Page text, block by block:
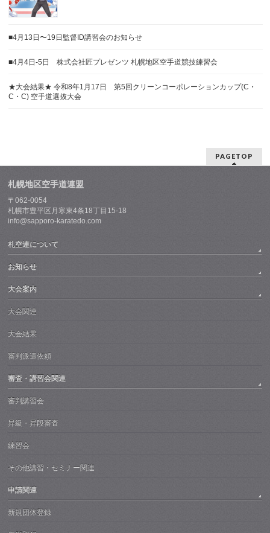
■4月13日〜19日監督ID講習会のお知らせ
■4月4日-5日 株式会社匠プレゼンツ 札幌地区空手道競技練習会
★大会結果★ 令和8年1月17日 第5回クリーンコーポレーションカップ(C・
C・C) 空手道選抜大会
PAGETOP
札幌地区空手道連盟
〒062-0054
札幌市豊平区月寒東4条18丁目15-18
info@sapporo-karatedo.com
札空連について
お知らせ
大会案内
大会関連
大会結果
審判派遣依頼
審査・講習会関連
審判講習会
昇級・昇段審査
練習会
その他講習・セミナー関連
申請関連
新規団体登録